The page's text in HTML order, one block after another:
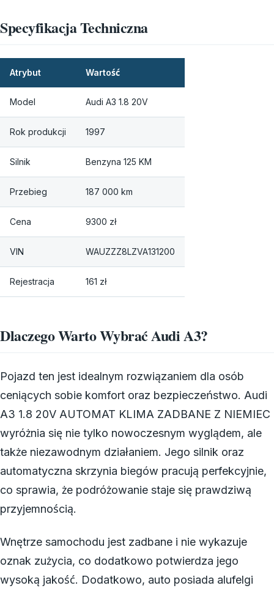
Specyfikacja Techniczna
Atrybut Wartość
Model Audi A3 1.8 20V
Rok produkcji 1997
Silnik Benzyna 125 KM
Przebieg 187 000 km
Cena 9300 zł
VIN WAUZZZ8LZVA131200
Rejestracja 161 zł
Dlaczego Warto Wybrać Audi A3?
Pojazd ten jest idealnym rozwiązaniem dla osób
ceniących sobie komfort oraz bezpieczeństwo. Audi
A3 1.8 20V AUTOMAT KLIMA ZADBANE Z NIEMIEC
wyróżnia się nie tylko nowoczesnym wyglądem, ale
także niezawodnym działaniem. Jego silnik oraz
automatyczna skrzynia biegów pracują perfekcyjnie,
co sprawia, że podróżowanie staje się prawdziwą
przyjemnością.
Wnętrze samochodu jest zadbane i nie wykazuje
oznak zużycia, co dodatkowo potwierdza jego
wysoką jakość. Dodatkowo, auto posiada alufelgi